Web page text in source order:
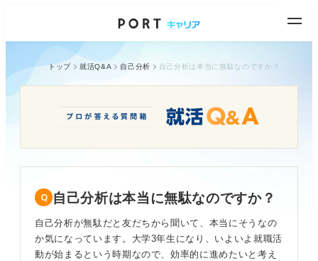
トップ 就活Q&A 自己分析 自己分析は本当に無駄なのですか？
自己分析は本当に無駄なのですか？
自己分析が無駄だと友だちから聞いて、本当にそうなの
か気になっています。大学3年生になり、いよいよ就職活
動が始まるという時期なので、効率的に進めたいと考え